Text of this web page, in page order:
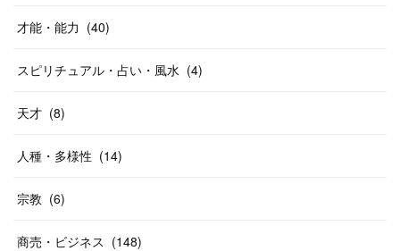
才能・能力 (40)
スピリチュアル・占い・風水 (4)
天才 (8)
人種・多様性 (14)
宗教 (6)
商売・ビジネス (148)